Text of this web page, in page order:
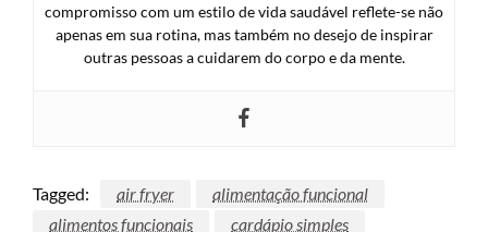
compromisso com um estilo de vida saudável reflete-se não
apenas em sua rotina, mas também no desejo de inspirar
outras pessoas a cuidarem do corpo e da mente.
Tagged: air fryer
alimentação funcional
alimentos funcionais
cardápio simples